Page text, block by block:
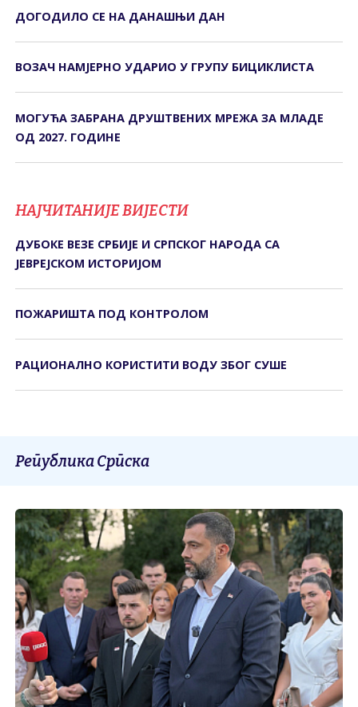
ДОГОДИЛО СЕ НА ДАНАШЊИ ДАН
ВОЗАЧ НАМЈЕРНО УДАРИО У ГРУПУ БИЦИКЛИСТА
МОГУЋА ЗАБРАНА ДРУШТВЕНИХ МРЕЖА ЗА МЛАДЕ
ОД 2027. ГОДИНЕ
НАЈЧИТАНИЈЕ ВИЈЕСТИ
ДУБОКЕ ВЕЗЕ СРБИЈЕ И СРПСКОГ НАРОДА СА
ЈЕВРЕЈСКОМ ИСТОРИЈОМ
ПОЖАРИШТА ПОД КОНTРОЛОМ
РАЦИОНАЛНО КОРИСТИТИ ВОДУ ЗБОГ СУШЕ
Република Српска